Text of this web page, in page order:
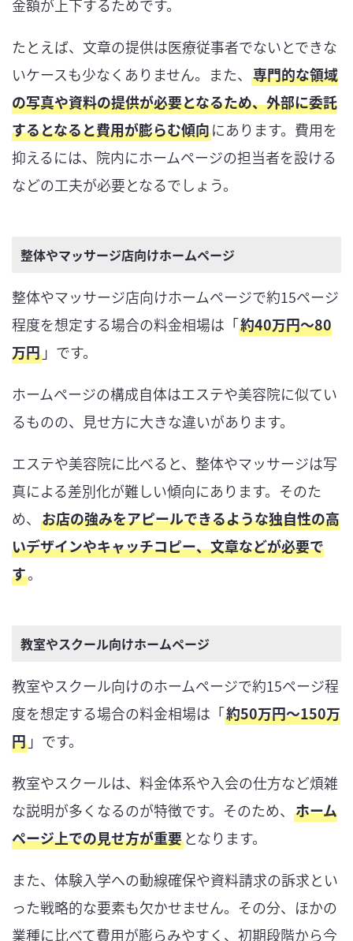
金額が上下するためです。
たとえば、文章の提供は医療従事者でないとできな
いケースも少なくありません。また、 専門的な領域
の写真や資料の提供が必要となるため、外部に委託
するとなると費用が膨らむ傾向にあります。費用を
抑えるには、院内にホームページの担当者を設ける
などの工夫が必要となるでしょう。
整体やマッサージ店向けホームページ
整体やマッサージ店向けホームページで約15ページ
程度を想定する場合の料金相場は「約40万円～80
万円 」です。
ホームページの構成自体はエステや美容院に似てい
るものの、見せ方に大きな違いがあります。
エステや美容院に比べると、整体やマッサージは写
真による差別化が難しい傾向にあります。そのた
め、 お店の強みをアピールできるような独自性の高
いデザインやキャッチコピー、文章などが必要で
す。
教室やスクール向けホームページ
教室やスクール向けのホームページで約15ページ程
度を想定する場合の料金相場は「約50万円～150万
円 」です。
教室やスクールは、料金体系や入会の仕方など煩雑
な説明が多くなるのが特徴です。そのため、 ホーム
ページ上での見せ方が重要となります。
また、体験入学への動線確保や資料請求の訴求とい
った戦略的な要素も欠かせません。その分、ほかの
業種に比べて費用が膨らみやすく、初期段階から今